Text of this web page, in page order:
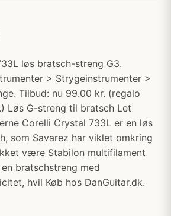
løs bratsch-streng G3.
> Strygeinstrumenter >
Tilbud: nu 99.00 kr. (regalo
Løs G-streng til bratsch Let
Corelli Crystal 733L er en løs
som Savarez har viklet omkring
være Stabilon multifilament
bratschstreng med
hvil Køb hos DanGuitar.dk.